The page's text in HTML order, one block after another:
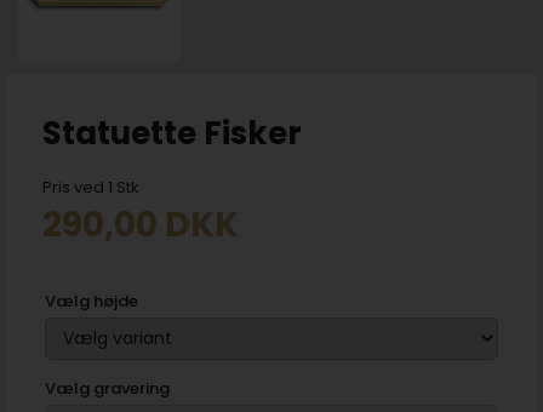
Statuette Fisker
Pris ved 1 Stk
290,00 DKK
Vælg højde
Vælg gravering